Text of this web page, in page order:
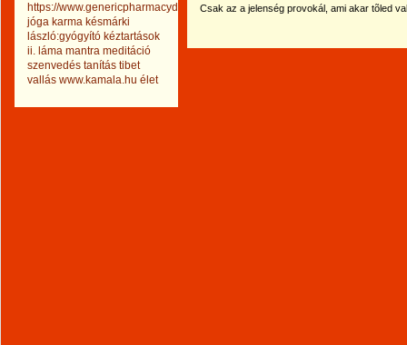
https://www.genericpharmacydrug.com
jóga karma késmárki
lászló:gyógyító kéztartások
ii. láma mantra meditáció
szenvedés tanítás tibet
vallás www.kamala.hu élet
Csak az a jelenség provokál, ami akar tõled